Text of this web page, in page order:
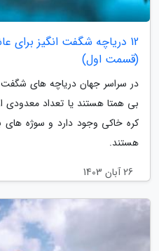
12 دریاچه شگفت انگیز
(قسمت اول)
در سراسر جهان دریاچه های شگفت
بی همتا هستند یا تعداد معدودی
کره خاکی وجود دارد و سوژه
هستند.
26 آبان 1403